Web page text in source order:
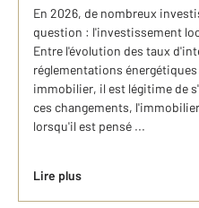
En 2026, de nombreux
question : l'investissement
Entre l'évolution des taux
réglementations
immobilier, il est légitime de
ces changements,
lorsqu'il est pensé ...
Lire plus